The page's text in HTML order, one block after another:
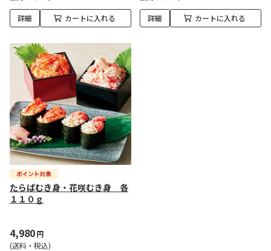
詳細 カートに入れる 詳細 カートに入れる
たらばむき身・花咲むき身 各
１１０ｇ
4,980円
(送料・税込)